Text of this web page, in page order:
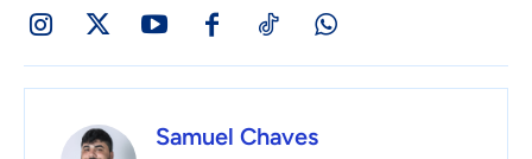
Samuel Chaves